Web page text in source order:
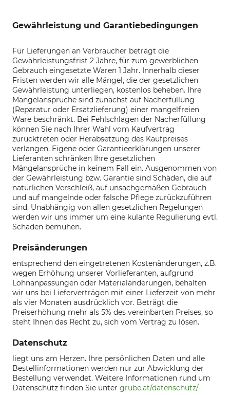
Gewährleistung und Garantiebedingungen
Für Lieferungen an Verbraucher beträgt die
Gewährleistungsfrist 2 Jahre, für zum gewerblichen
Gebrauch eingesetzte Waren 1 Jahr. Innerhalb dieser
Fristen werden wir alle Mängel, die der gesetzlichen
Gewährleistung unterliegen, kostenlos beheben. Ihre
Mängelansprüche sind zunächst auf Nacherfüllung
(Reparatur oder Ersatzlieferung) einer mangelfreien
Ware beschränkt. Bei Fehlschlagen der Nacherfüllung
können Sie nach Ihrer Wahl vom Kaufvertrag
zurücktreten oder Herabsetzung des Kaufpreises
verlangen. Eigene oder Garantieerklärungen unserer
Lieferanten schränken Ihre gesetzlichen
Mängelansprüche in keinem Fall ein. Ausgenommen von
der Gewährleistung bzw. Garantie sind Schäden, die auf
natürlichen Verschleiß, auf unsachgemäßen Gebrauch
und auf mangelnde oder falsche Pflege zurückzuführen
sind. Unabhängig von allen gesetzlichen Regelungen
werden wir uns immer um eine kulante Regulierung evtl.
Schäden bemühen.
Preisänderungen
entsprechend den eingetretenen Kostenänderungen, z.B.
wegen Erhöhung unserer Vorlieferanten, aufgrund
Lohnanpassungen oder Materialänderungen, behalten
wir uns bei Lieferverträgen mit einer Lieferzeit von mehr
als vier Monaten ausdrücklich vor. Beträgt die
Preiserhöhung mehr als 5% des vereinbarten Preises, so
steht Ihnen das Recht zu, sich vom Vertrag zu lösen.
Datenschutz
liegt uns am Herzen. Ihre persönlichen Daten und alle
Bestellinformationen werden nur zur Abwicklung der
Bestellung verwendet. Weitere Informationen rund um
Datenschutz finden Sie unter grube.at/datenschutz/